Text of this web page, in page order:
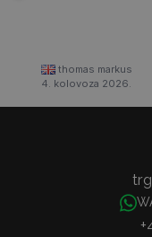
thomas markus
4. kolovoza 2026.